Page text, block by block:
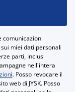
comunicazioni
miei dati personali
parti, inclusi
nell'intera
. Posso revocare il
web di JYSK. Posso